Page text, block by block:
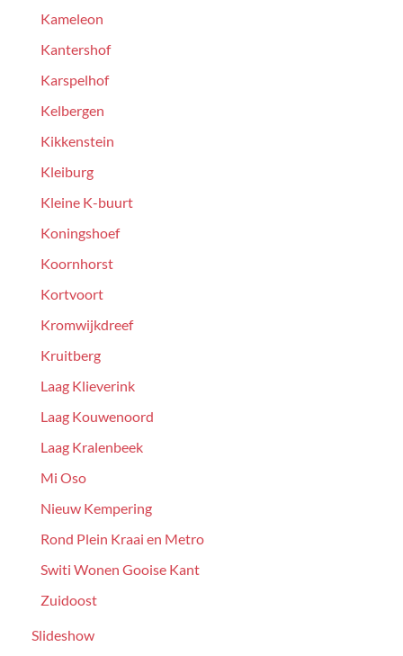
Kameleon
Kantershof
Karspelhof
Kelbergen
Kikkenstein
Kleiburg
Kleine K-buurt
Koningshoef
Koornhorst
Kortvoort
Kromwijkdreef
Kruitberg
Laag Klieverink
Laag Kouwenoord
Laag Kralenbeek
Mi Oso
Nieuw Kempering
Rond Plein Kraai en Metro
Switi Wonen Gooise Kant
Zuidoost
Slideshow